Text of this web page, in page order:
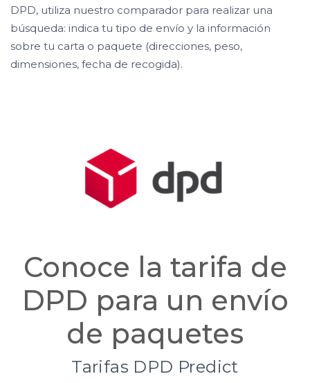
DPD, utiliza nuestro comparador para realizar una
búsqueda: indica tu tipo de envío y la información
sobre tu carta o paquete (direcciones, peso,
dimensiones, fecha de recogida).
Conoce la tarifa de
DPD para un envío
de paquetes
Tarifas DPD Predict